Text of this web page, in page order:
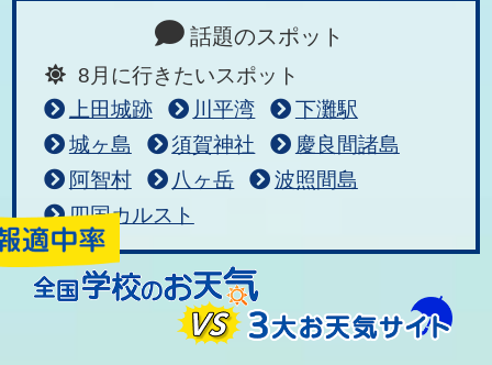
話題のスポット
8月に行きたいスポット
上田城跡
川平湾
下灘駅
城ヶ島
須賀神社
慶良間諸島
阿智村
八ヶ岳
波照間島
四国カルスト